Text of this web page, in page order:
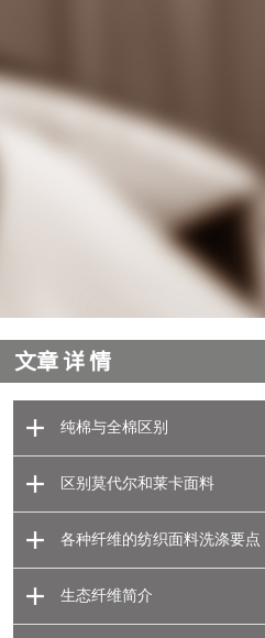
​文章详情
纯棉与全棉区别
区别莫代尔和莱卡面料
各种纤维的纺织面料洗涤要点
生态纤维简介